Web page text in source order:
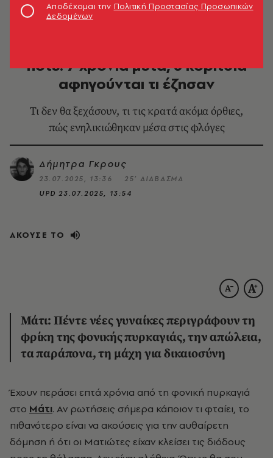
ποτέ: 7 χρόνια μετά, 5 κορίτσια
αφηγούνται τι έζησαν
Τι δεν θα ξεχάσουν, τι τις κρατά ακόμα όρθιες,
πώς ενηλικιώθηκαν μέσα στις φλόγες
Δήμητρα Γκρους
23.07.2025, 13:36
25’ ΔΙΑΒΑΣΜΑ
UPD23.07.2025, 13:54
ΑΚΟΥΣΕ ΤΟ
Μάτι: Πέντε νέες γυναίκες περιγράφουν τη
φρίκη της φονικής πυρκαγιάς, την απώλεια,
τα παράπονα, τη μάχη για δικαιοσύνη
Έχουν περάσει επτά χρόνια από τη φονική πυρκαγιά
στο Μάτι. Αν ρωτήσεις σήμερα κάποιον τι φταίει, το
πιθανότερο είναι να ακούσεις για την αυθαίρετη
δόμηση ή ότι οι Ματιώτες είχαν κλείσει τις διόδους
Αποδέχομαι την Πολιτική Προστασίας Προσωπικών
Δεδομένων